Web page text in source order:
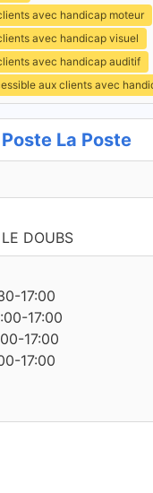
avec handicap moteur
avec handicap visuel
avec handicap auditif
aux clients avec
Poste La Poste
DOUBS
17:00
17:00
17:00
17:00